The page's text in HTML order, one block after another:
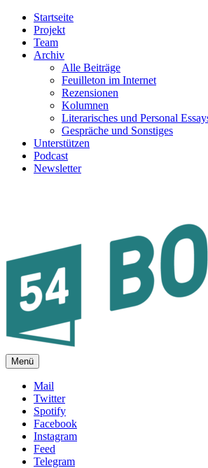
Startseite
Projekt
Team
Archiv
Alle Beiträge
Feuilleton im Internet
Rezensionen
Kolumnen
Literarisches und Personal
Gespräche und Sonstiges
Unterstützen
Podcast
Newsletter
FEUILLETON IM INTERNET
Menü
Mail
Twitter
Spotify
Facebook
Instagram
Feed
Telegram